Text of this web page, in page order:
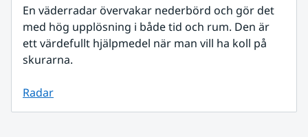
En väderradar övervakar nederbörd och gör det
med hög upplösning i både tid och rum. Den är
ett värdefullt hjälpmedel när man vill ha koll på
skurarna.
Radar